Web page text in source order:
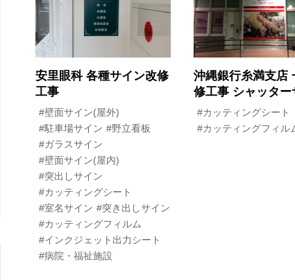
安里眼科 各種サイン改修
工事
#壁面サイン(屋外)
#駐車場サイン #野立看板
#ガラスサイン
#壁面サイン(屋内)
#突出しサイン
#カッティングシート
#室名サイン #突き出しサイン
#カッティングフィルム
#インクジェット出力シート
#病院・福祉施設
沖縄銀行糸満支店
修工事 シャッター
#カッティングシート
#カッティングフィル